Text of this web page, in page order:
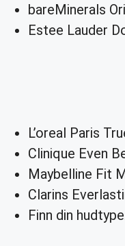
bareMinerals
Estee Lauder
L’oreal Paris
Clinique Even
Maybelline Fit
Clarins
Finn din